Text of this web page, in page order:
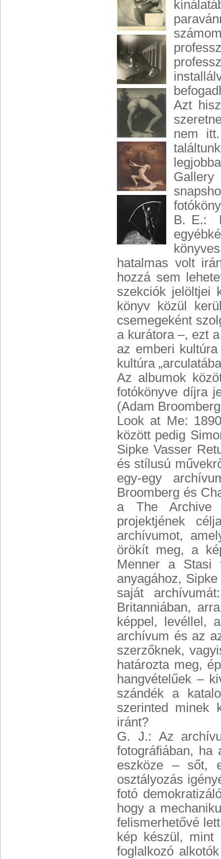
Azt
nem
B. E.:
hatalmas volt
hozzá sem
szekciók jelöltjei
könyv közül
csemegeként
a kurátora –, ezt
az emberi
kultúra
Az albumok
fotókönyve díjra
(Adam
Look at Me:
között pedig
Sipke Vasser
és stílusú
egy-egy
Broomberg és
a The Archive
projektjének
archívumot,
örökít meg, a
Menner a Stasi
anyagához,
saját
Britanniában,
képpel, levéllel,
archívum és az
szerzőknek,
határozta meg,
hangvételűek –
szándék a
szerinted minek
iránt?
G. J.: Az
fotográfiában, ha
eszköze – sőt,
osztályozás
fotó
hogy a
felismerhetővé
kép készül, mint
foglalkozó